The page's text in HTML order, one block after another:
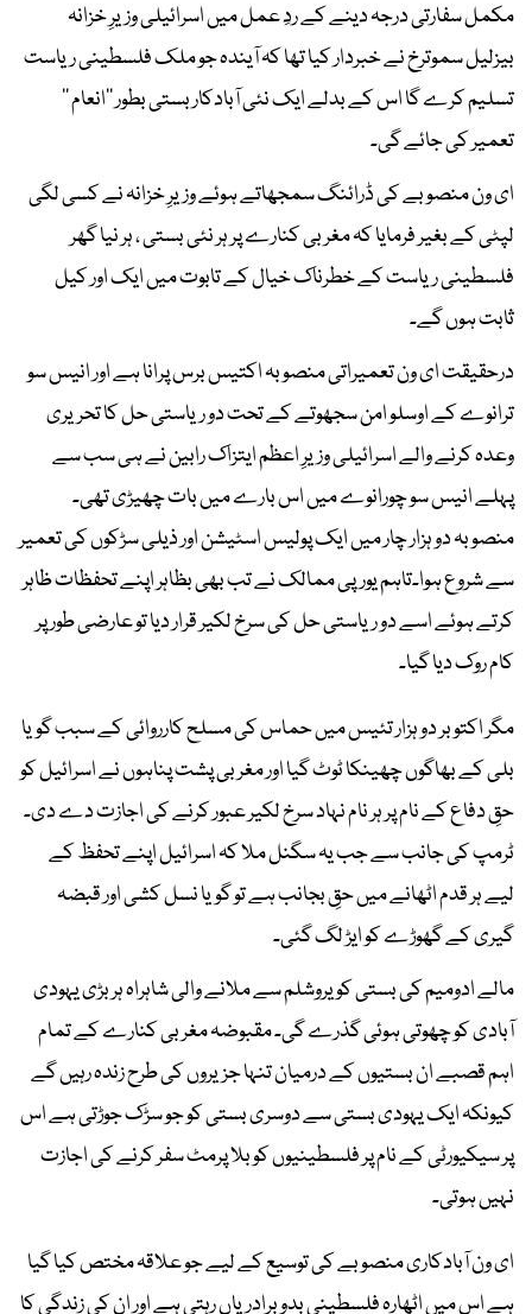
مکمل سفارتی درجہ دینے کے ردِ عمل میں اسرائیلی وزیرِ خزانہ
بیزلیل سموترخ نے خبردار کیا تھا کہ آیندہ جو ملک فلسطینی ریاست
تسلیم کرے گا اس کے بدلے ایک نئی آبادکار بستی بطور ’’انعام ‘‘
تعمیر کی جائے گی۔
ای ون منصوبے کی ڈرائنگ سمجھاتے ہوئے وزیرِ خزانہ نے کسی لگی
لپٹی کے بغیر فرمایا کہ مغربی کنارے پر ہر نئی بستی ، ہر نیا گھر
فلسطینی ریاست کے خطرناک خیال کے تابوت میں ایک اور کیل
ثابت ہوں گے۔
درحقیقت ای ون تعمیراتی منصوبہ اکتیس برس پرانا ہے اور انیس سو
ترانوے کے اوسلو امن سجھوتے کے تحت دو ریاستی حل کا تحریری
وعدہ کرنے والے اسرائیلی وزیرِ اعظم ایتزاک رابین نے ہی سب سے
پہلے انیس سو چورانوے میں اس بارے میں بات چھیڑی تھی۔
منصوبہ دو ہزار چار میں ایک پولیس اسٹیشن اور ذیلی سڑکوں کی تعمیر
سے شروع ہوا۔تاہم یورپی ممالک نے تب بھی بظاہر اپنے تحفظات ظاہر
کرتے ہوئے اسے دو ریاستی حل کی سرخ لکیر قرار دیا تو عارضی طور پر
کام روک دیا گیا۔
مگر اکتوبر دو ہزار تئیس میں حماس کی مسلح کارروائی کے سبب گویا
بلی کے بھاگوں چھینکا ٹوٹ گیا اور مغربی پشت پناہوں نے اسرائیل کو
حقِ دفاع کے نام پر ہر نام نہاد سرخ لکیر عبور کرنے کی اجازت دے دی۔
ٹرمپ کی جانب سے جب یہ سگنل ملا کہ اسرائیل اپنے تحفظ کے
لیے ہر قدم اٹھانے میں حقِ بجانب ہے تو گویا نسل کشی اور قبضہ
گیری کے گھوڑے کو ایڑ لگ گئی۔
مالے ادومیم کی بستی کو یروشلم سے ملانے والی شاہراہ ہر بڑی یہودی
آبادی کو چھوتی ہوئی گذرے گی۔ مقبوضہ مغربی کنارے کے تمام
اہم قصبے ان بستیوں کے درمیان تنہا جزیروں کی طرح زندہ رہیں گے
کیونکہ ایک یہودی بستی سے دوسری بستی کو جو سڑک جوڑتی ہے اس
پر سیکیورٹی کے نام پر فلسطینیوں کو بلا پرمٹ سفر کرنے کی اجازت
نہیں ہوتی۔
ای ون آبادکاری منصوبے کی توسیع کے لیے جو علاقہ مختص کیا گیا
ہے اس میں اٹھارہ فلسطینی بدو برادریاں رہتی ہے اور ان کی زندگی کا